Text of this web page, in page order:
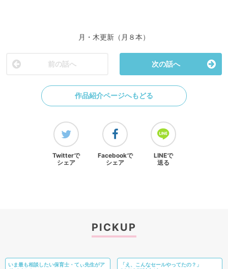
月・木更新（月８本）
前の話へ 次の話へ
作品紹介ページへもどる
Twitterで
シェア
Facebookで
シェア
LINEで
送る
PICKUP
いま最も相談したい保育士・てぃ先生がア
「え、こんなセールやってたの？」